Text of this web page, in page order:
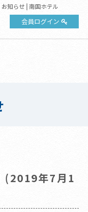
知らせ | 南国ホテル
会員ログイン
(2019年7月1